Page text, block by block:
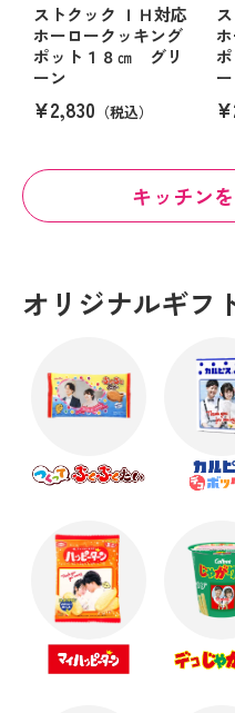
ストクック ＩＨ対応
ホーロークッキング
ポット１８㎝ グリ
ーン
¥2,830 （税込）
ー
キッチン
オリジナルギフ